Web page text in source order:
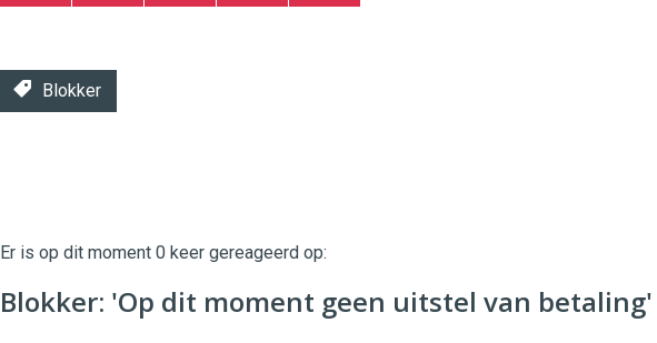
Blokker
Digital
9654
Er is op dit moment 0 keer gereageerd op:
Blokker: 'Op dit moment geen uitstel van betaling'